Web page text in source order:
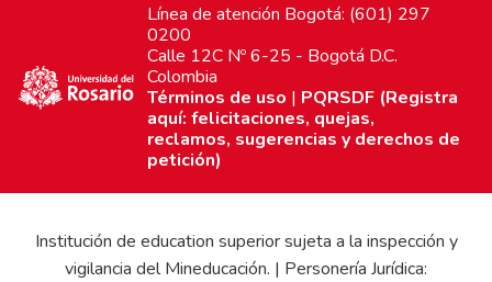
Línea de atención Bogotá: (601) 297
0200
Calle 12C Nº 6-25 - Bogotá D.C.
Colombia
Términos de uso | PQRSDF (Registra
aquí: felicitaciones, quejas,
reclamos, sugerencias y derechos de
petición)
Institución de education superior sujeta a la inspección y
vigilancia del Mineducación. | Personería Jurídica: